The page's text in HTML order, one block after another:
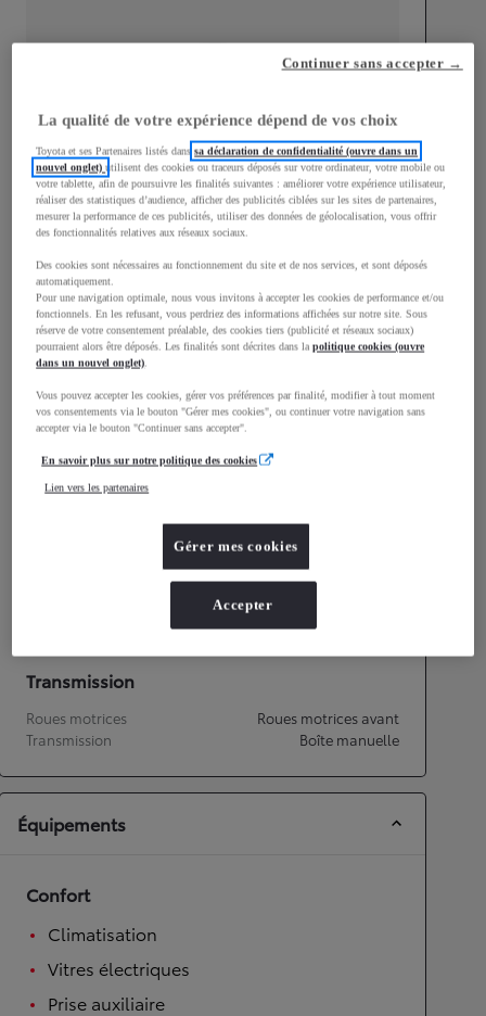
Longueur
3 455mm
Hauteur
1 460
Largeur
1 615mm
Consommation mixte
Consommation mixte
Émissions CO2
Transmission
Roues motrices
Roues motrices avant
Transmission
Boîte manuelle
Équipements
Confort
Climatisation
Vitres électriques
Prise auxiliaire
La qualité de votre expérience dépend de vos choix
Toyota et ses Partenaires listés danssa déclaration de confidentialité (ouvre dans un
nouvel onglet)utilisent des cookies ou traceurs déposés sur votre ordinateur, votre mobile ou
votre tablette, afin de poursuivre les finalités suivantes : améliorer votre expérience utilisateur,
réaliser des statistiques d’audience, afficher des publicités ciblées sur les sites de partenaires,
mesurer la performance de ces publicités, utiliser des données de géolocalisation, vous offrir
des fonctionnalités relatives aux réseaux sociaux.
Des cookies sont nécessaires au fonctionnement du site et de nos services, et sont déposés
automatiquement.
Pour une navigation optimale, nous vous invitons à accepter les cookies de performance et/ou
fonctionnels. En les refusant, vous perdriez des informations affichées sur notre site. Sous
réserve de votre consentement préalable, des cookies tiers (publicité et réseaux sociaux)
pourraient alors être déposés. Les finalités sont décrites dans lapolitique cookies (ouvre
dans un nouvel onglet).
Vous pouvez accepter les cookies, gérer vos préférences par finalité, modifier à tout moment
vos consentements via le bouton "Gérer mes cookies", ou continuer votre navigation sans
accepter via le bouton "Continuer sans accepter".
En savoir plus sur notre politique des cookies
Lien vers les partenaires
Gérer mes cookies
Continuer sans accepter →
Accepter